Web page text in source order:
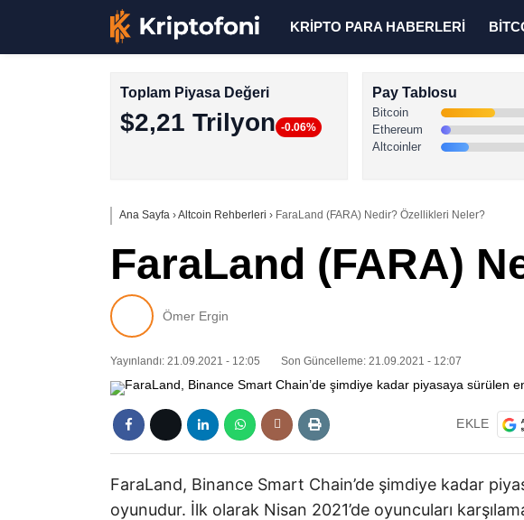
KRİPTO PARA HABERLERİ
Toplam Piyasa Değeri
$2,21 Trilyon -0.06%
Pay Tablosu
Bitcoin
Ethereum
Altcoinler
Ana Sayfa ›Altcoin Rehberleri › FaraLand (FARA) Nedir? Özellikleri Neler?
FaraLand (FARA)
Ömer Ergin
Yayınlandı: 21.09.2021 - 12:05 Son Güncelleme: 21.09.2021 - 12:07
EKLE
FaraLand, Binance Smart Chain’de şimdiye kadar
oyunudur. İlk olarak Nisan 2021’de oyuncuları